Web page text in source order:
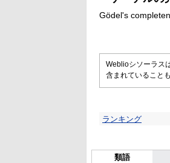
Gödel's
Weblioシソーラス
含まれていること
ランキング
類語